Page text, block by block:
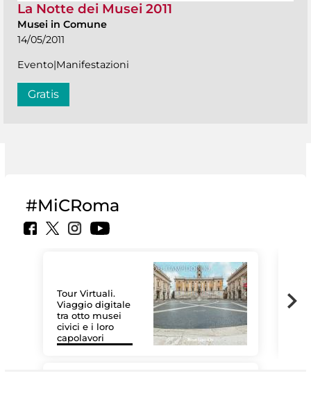
La Notte dei Musei 2011
Musei in Comune
14/05/2011
Evento|Manifestazioni
Gratis
#MiCRoma
Tour Virtuali.
Viaggio digitale
tra otto musei
civici e i loro
capolavori